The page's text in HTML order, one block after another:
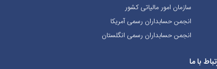
سازمان امور مالیاتی کشور
انجمن حسابداران رسمی آمریکا
انجمن حسابداران رسمی انگلستان
با ما